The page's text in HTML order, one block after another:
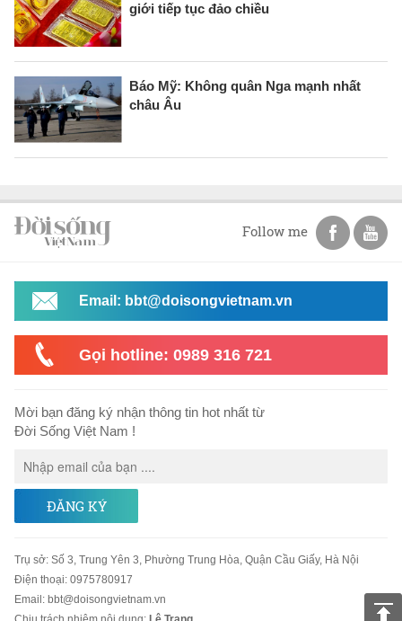
giới tiếp tục đảo chiều
Báo Mỹ: Không quân Nga mạnh nhất
châu Âu
Follow me
Email: bbt@doisongvietnam.vn
Gọi hotline: 0989 316 721
Mời bạn đăng ký nhận thông tin hot nhất từ
Đời Sống Việt Nam !
ĐĂNG KÝ
Trụ sở: Số 3, Trung Yên 3, Phường Trung Hòa, Quận Cầu Giấy, Hà Nội
Điện thoại: 0975780917
Email : bbt@doisongvietnam.vn